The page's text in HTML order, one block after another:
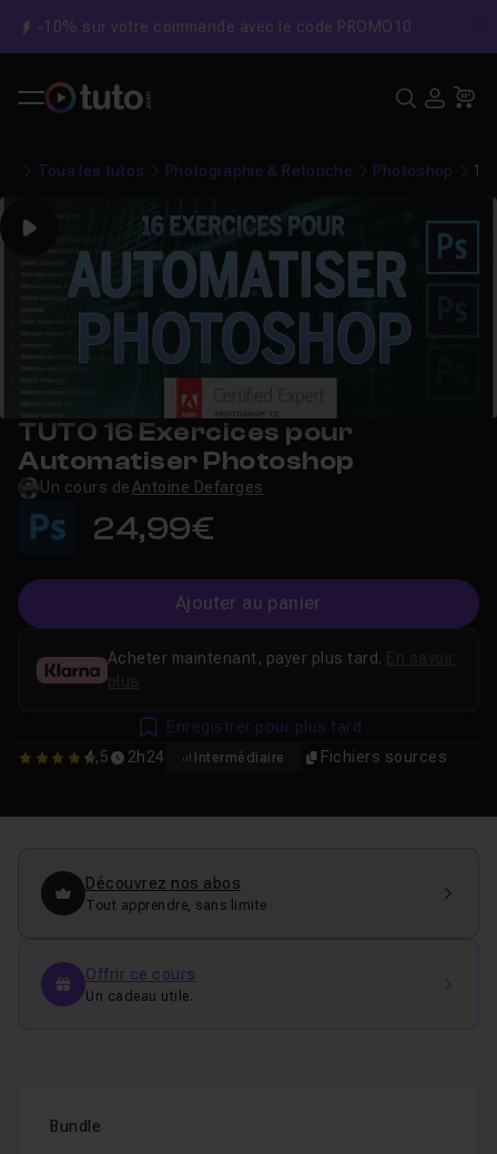
-10% sur votre commande avec le code PROMO10
Tous les tutos Photographie & Retouche Photoshop 16
Play
TUTO 16 Exercices pour
Automatiser Photoshop
Un cours de Antoine Defarges
24,99€
Ajouter au panier
4.5 4,5 2h24 Intermédiaire Fichiers sources
Acheter maintenant, payer plus tard.
plus
Enregistrer pour plus tard
Découvrez nos abos
Tout apprendre, sans limite
Offrir ce cours
Un cadeau utile.
Bundle